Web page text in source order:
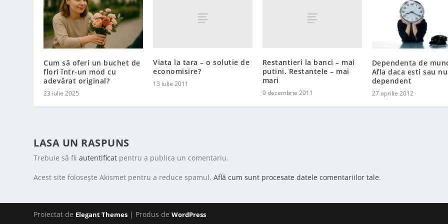
Cum să oferi un buchet de
flori într-un mod cu
adevărat original?
23 iulie 2025
Viata la tara – o solutie de
economisire?
13 iulie 2011
Restantieri la banci – mai
putini. Restantele – mai
mari
9 decembrie 2011
Dependenta de
Afla daca esti sau nu
dependent
27 aprilie 2012
LASA UN RASPUNS
Trebuie să fiiautentificat pentru a publica un comentariu.
Acest site folosește Akismet pentru a reduce spamul.Află cum sunt procesate datele comentariilor tale.
Proiectat de Elegant Themes | Produs deWordPress